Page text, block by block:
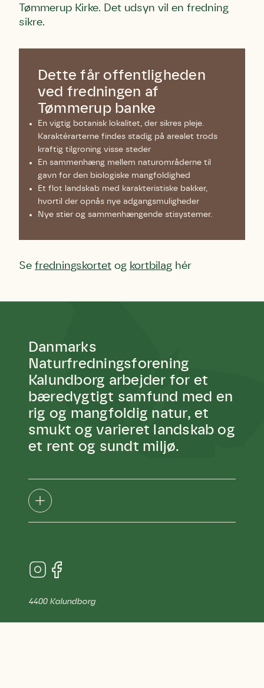
Tømmerup Kirke. Det udsyn vil en fredning
sikre.
Dette får offentligheden
ved fredningen af
Tømmerup banke
En vigtig botanisk lokalitet, der sikres pleje.
Karaktérarterne findes stadig på arealet trods
kraftig tilgroning visse steder
En sammenhæng mellem naturområderne til
gavn for den biologiske mangfoldighed
Et flot landskab med karakteristiske bakker,
hvortil der opnås nye adgangsmuligheder
Nye stier og sammenhængende stisystemer.
Se fredningskortet og kortbilag hér
Danmarks
Naturfredningsforening
Kalundborg arbejder for et
bæredygtigt samfund med en
rig og mangfoldig natur, et
smukt og varieret landskab og
et rent og sundt miljø.
4400 Kalundborg